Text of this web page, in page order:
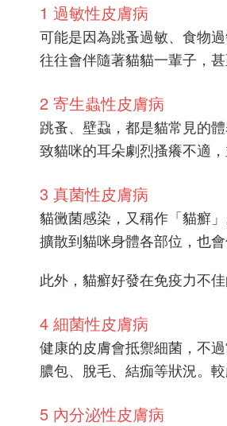
1 過敏性皮膚病
可能是因為跳蚤過敏、食物
往往會伴隨著貓貓一輩子，甚
2 寄生蟲性皮膚病
跳蚤、壁蝨，都是貓常見的
致貓咪的耳朵劇烈搔癢不適
3 真菌性皮膚病
貓黴菌感染，又稱作「貓癬
擴散到貓咪身體各部位，也
此外，貓癬好發在免疫力不
4 細菌性皮膚病
健康的皮膚會抵禦細菌，不
膿包、脫毛、結痂等狀況。
5 內分泌性皮膚病